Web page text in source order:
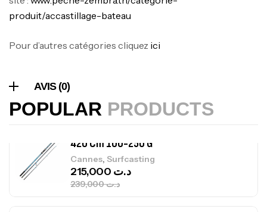
produit/accastillage-bateau
Pour d’autres catégories cliquez ici
AVIS (0)
POPULAR PRODUCTS
د.ت420,000
د.ت378,000
Volant 3 Branches Inox T26S/35
د.ت 367,000
Canne Sunset Beachstriker Surf Hybrid
Cannes,Surfcasting
د.ت239,000
د.ت215,000